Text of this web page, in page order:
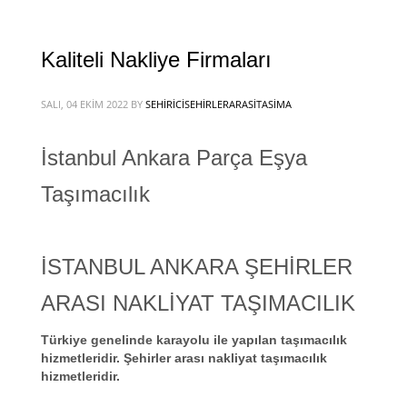
Kaliteli Nakliye Firmaları
SALI, 04 EKIM 2022 BY SEHIRICISEHIRLERARASITASIMA
İstanbul Ankara Parça Eşya
Taşımacılık
İSTANBUL ANKARA ŞEHİRLER
ARASI NAKLİYAT TAŞIMACILIK
Türkiye genelinde karayolu ile yapılan taşımacılık
hizmetleridir. Şehirler arası nakliyat taşımacılık
hizmetleridir.